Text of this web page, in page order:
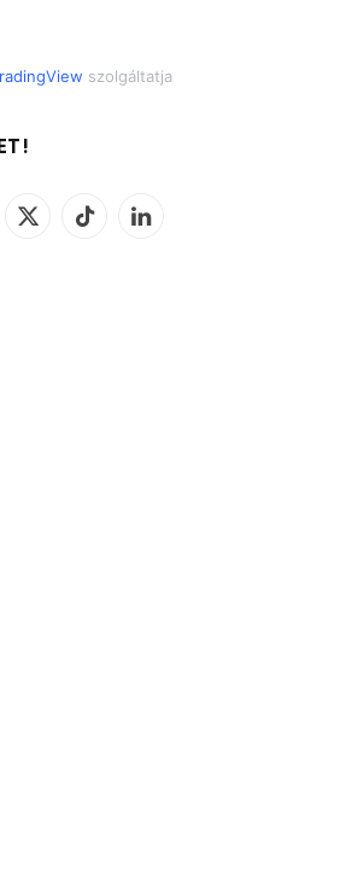
szolgáltatja
X
TikTok LinkedIn